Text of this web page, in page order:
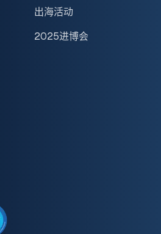
出海活动
2025进博会